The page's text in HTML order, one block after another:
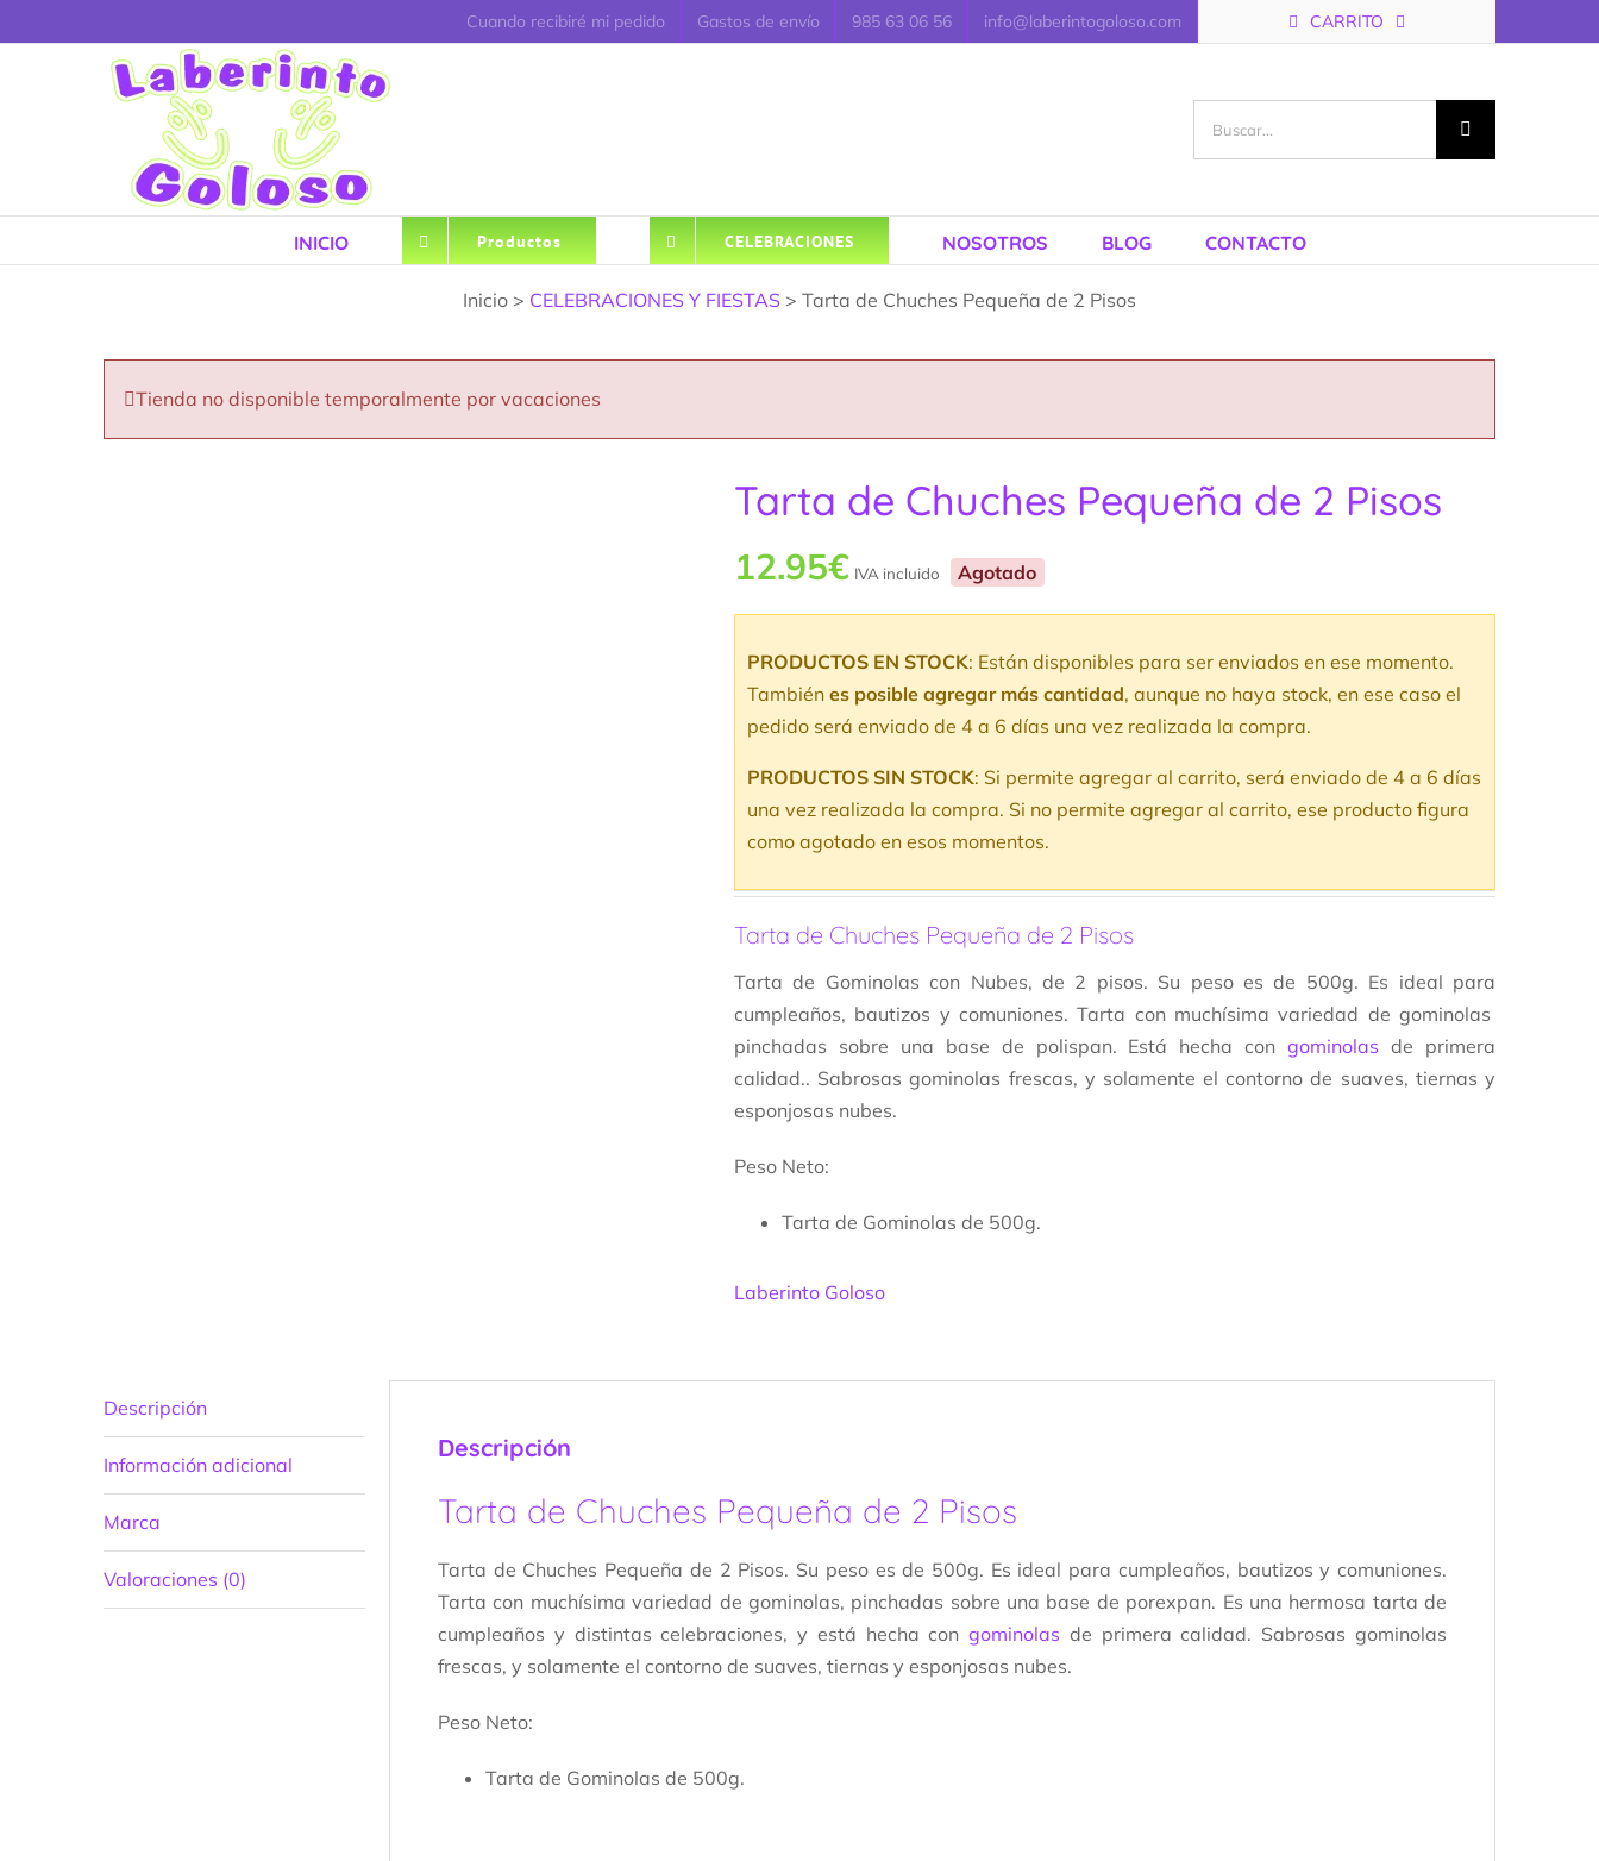
al
Cuando recibiré mi pedido Gastos de envío 985 63 06 56 info@laberintogoloso.com CARRITO
INICIO Productos CELEBRACIONES NOSOTROS BLOG CONTACTO
Inicio > CELEBRACIONES Y FIESTAS > Tarta de Chuches Pequeña de 2 Pisos
Tienda no disponible temporalmente por vacaciones
Tarta de Chuches Pequeña de 2 Pisos
12.95€ IVA incluido Agotado
PRODUCTOS EN STOCK: Están disponibles para ser enviados en ese momento.
También es posible agregar más cantidad, aunque no haya stock, en ese caso el
pedido será enviado de 4 a 6 días una vez realizada la compra.
PRODUCTOS SIN STOCK: Si permite agregar al carrito, será enviado de 4 a 6 días
una vez realizada la compra. Si no permite agregar al carrito, ese producto figura
como agotado en esos momentos.
Tarta de Chuches Pequeña de 2 Pisos
Tarta de Gominolas con Nubes, de 2 pisos. Su peso es de 500g. Es ideal para
cumpleaños, bautizos y comuniones. Tarta con muchísima variedad de gominolas
pinchadas sobre una base de polispan. Está hecha congominolasde primera
calidad.. Sabrosas gominolas frescas, y solamente el contorno de suaves, tiernas y
esponjosas nubes.
Peso Neto:
Tarta de Gominolas de 500g.
Laberinto Goloso
Descripción
Información adicional
Marca
Valoraciones (0)
Descripción
Tarta de Chuches Pequeña de 2 Pisos
Tarta de Chuches Pequeña de 2 Pisos. Su peso es de 500g. Es ideal para cumpleaños, bautizos y comuniones.
Tarta con muchísima variedad de gominolas, pinchadas sobre una base de porexpan. Es una hermosa tarta de
cumpleaños y distintas celebraciones, y está hecha congominolas de primera calidad. Sabrosas gominolas
frescas, y solamente el contorno de suaves, tiernas y esponjosas nubes.
Peso Neto:
Tarta de Gominolas de 500g.